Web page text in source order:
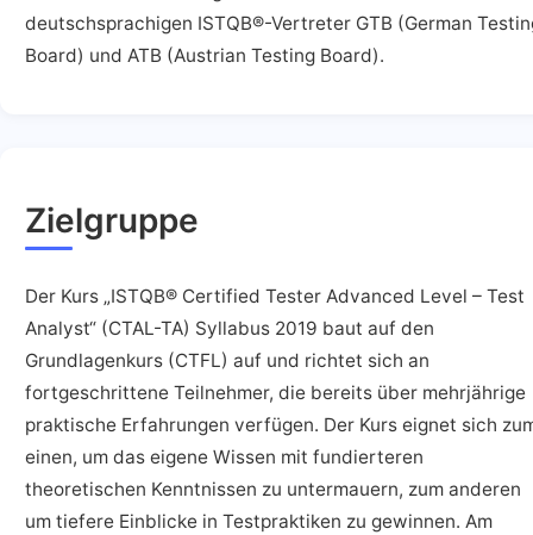
deutschsprachigen ISTQB®-Vertreter GTB (German
Board) und ATB (Austrian Testing Board).
Zielgruppe
Der Kurs „ISTQB® Certified Tester Advanced Level – Test
Analyst“ (CTAL-TA) Syllabus 2019 baut auf den
Grundlagenkurs (CTFL) auf und richtet sich an
fortgeschrittene Teilnehmer, die bereits über mehrjährige
praktische Erfahrungen verfügen. Der Kurs eignet sich
einen, um das eigene Wissen mit fundierteren
theoretischen Kenntnissen zu untermauern, zum anderen
um tiefere Einblicke in Testpraktiken zu gewinnen. Am